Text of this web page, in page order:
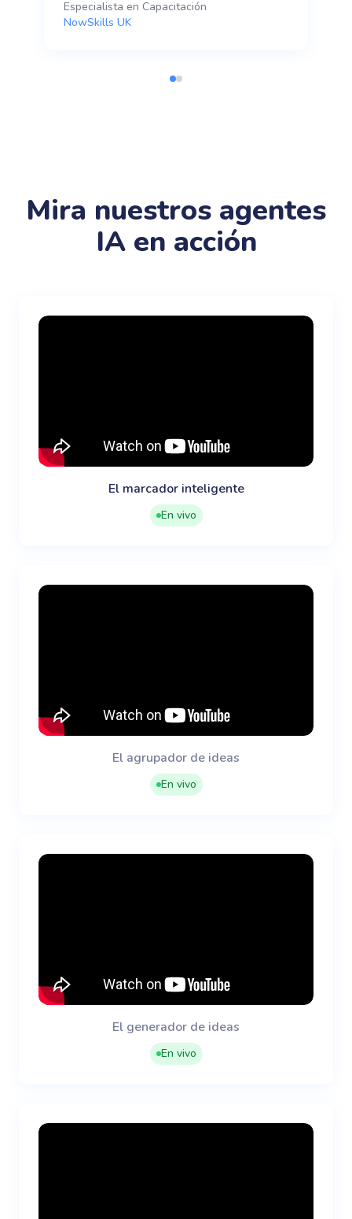
Especialista en Capacitación
NowSkills UK
Mira nuestros agentes
IA en acción
El marcador inteligente
En vivo
El agrupador de ideas
En vivo
El generador de ideas
En vivo